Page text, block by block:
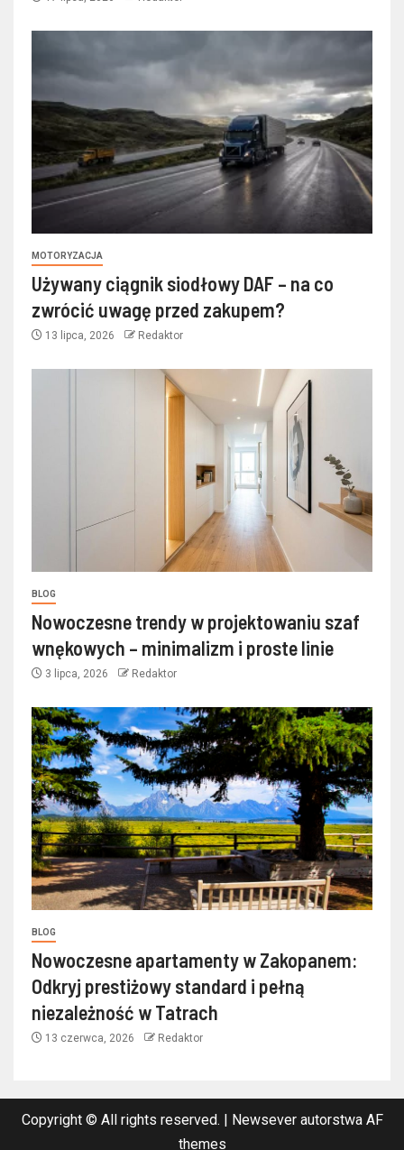
MOTORYZACJA
Używany ciągnik siodłowy DAF – na co
zwrócić uwagę przed zakupem?
13 lipca, 2026 Redaktor
BLOG
Nowoczesne trendy w projektowaniu szaf
wnękowych – minimalizm i proste linie
3 lipca, 2026 Redaktor
BLOG
Nowoczesne apartamenty w Zakopanem:
Odkryj prestiżowy standard i pełną
niezależność w Tatrach
13 czerwca, 2026 Redaktor
Copyright © All rights reserved. | Newseverautorstwa AF
themes